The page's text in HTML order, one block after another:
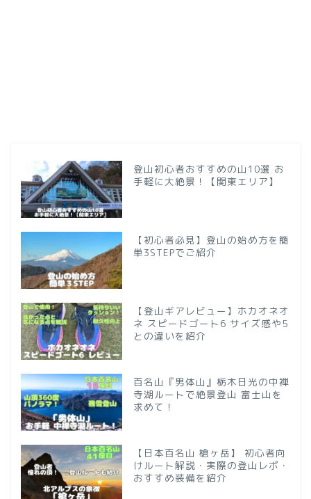
登山初心者おすすめの山10選 お
手軽に大絶景！【関東エリア】
【初心者必見】登山の始め方を簡
単3STEPでご紹介
【登山ギアレビュー】ホカオネオ
ネ スピードゴート6 サイズ感や5
との違いを紹介
百名山『男体山』栃木日光の中禅
寺湖ルートで絶景登山 富士山を
求めて！
【日本百名山 槍ヶ岳】 初心者向
けルート解説・実際の登山レポ・
おすすめ装備を紹介